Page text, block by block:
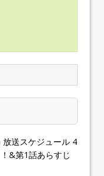
放送スケジュール 4
&第1話あらすじ